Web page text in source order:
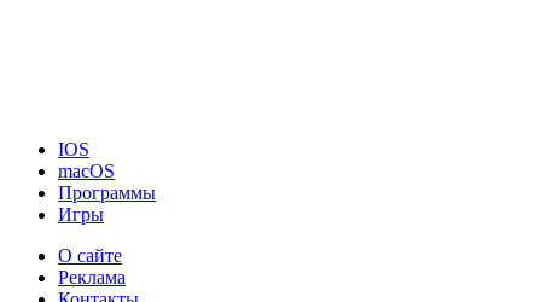
IOS
macOS
Программы
Игры
О сайте
Реклама